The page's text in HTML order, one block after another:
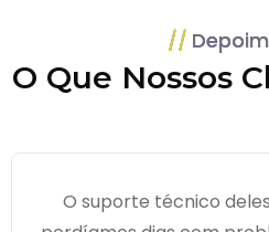
O Que Nossos
O suporte técnico